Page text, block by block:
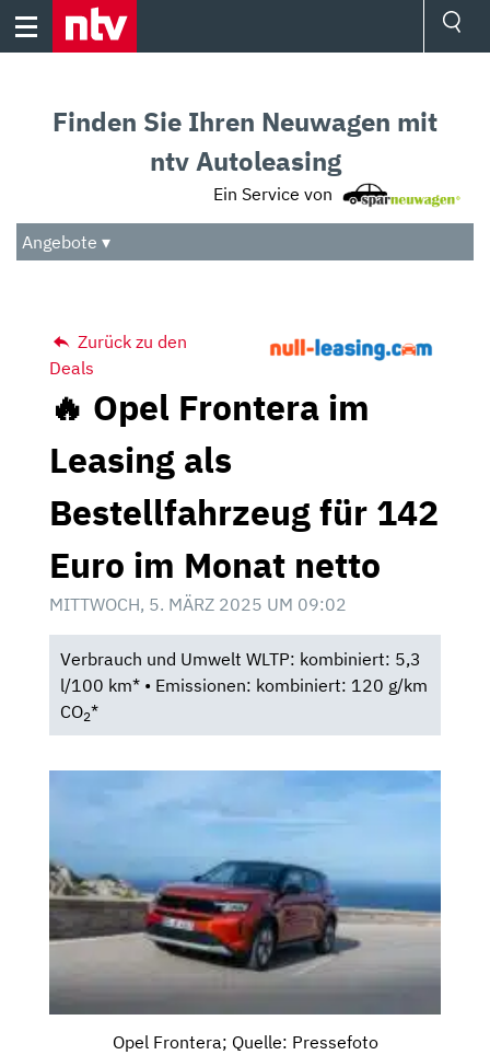
Skip
Audio
Das Beste
Finden Sie Ihren Neuwagen mit
ntv Autoleasing
Ein Service von
Angebote ▾
Zurück zu den
Deals
🔥 Opel Frontera im
Leasing als
Bestellfahrzeug für 142
Euro im Monat netto
MITTWOCH, 5. MÄRZ 2025 UM 09:02
Verbrauch und Umwelt WLTP: kombiniert: 5,3
l/100 km* • Emissionen: kombiniert: 120 g/km
CO2*
Opel Frontera; Quelle: Pressefoto